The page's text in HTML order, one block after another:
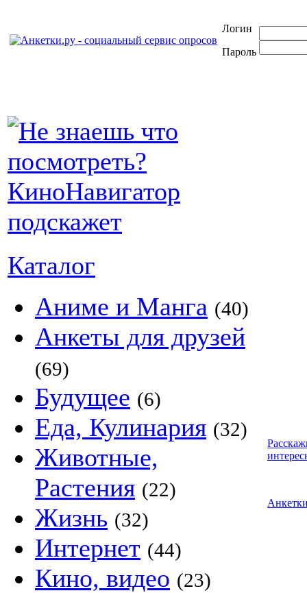
Логин
Пароль
Каталог
Аниме и Манга (40)
Анкеты для друзей
(69)
Будущее (6)
Еда, Кулинария (32)
Животные,
Растения (22)
Жизнь (32)
Интернет (44)
Кино, видео (23)